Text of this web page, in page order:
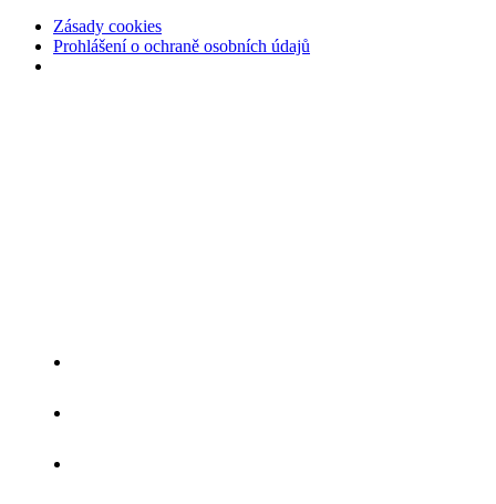
Zásady cookies
Prohlášení o ochraně osobních údajů